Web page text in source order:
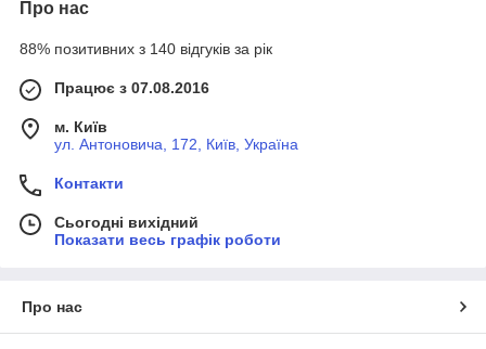
Про нас
88% позитивних з 140 відгуків за рік
Працює з 07.08.2016
м. Київ
ул. Антоновича, 172, Київ, Україна
Контакти
Сьогодні вихідний
Показати весь графік роботи
Про нас